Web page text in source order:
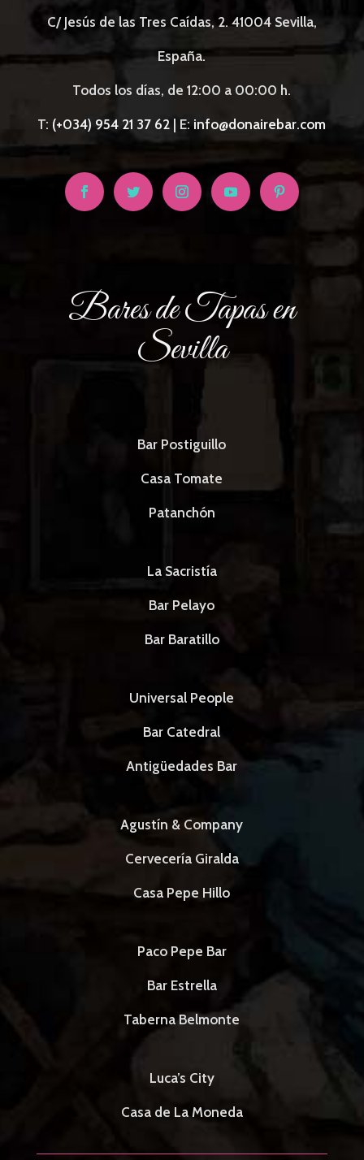
C/ Jesús de las Tres Caídas, 2. 41004 Sevilla,
España.
Todos los días, de 12:00 a 00:00 h.
T: (+034) 954 21 37 62 | E: moc.r
aberi
anod@
ofni
Bares de Tapas en
Sevilla
Bar Postiguillo
Casa Tomate
Patanchón
La Sacristía
Bar Pelayo
Bar Baratillo
Universal People
Bar Catedral
Antigüedades Bar
Agustín & Company
Cervecería Giralda
Casa Pepe Hillo
Paco Pepe Bar
Bar Estrella
Taberna Belmonte
Luca’s City
Casa de La Moneda